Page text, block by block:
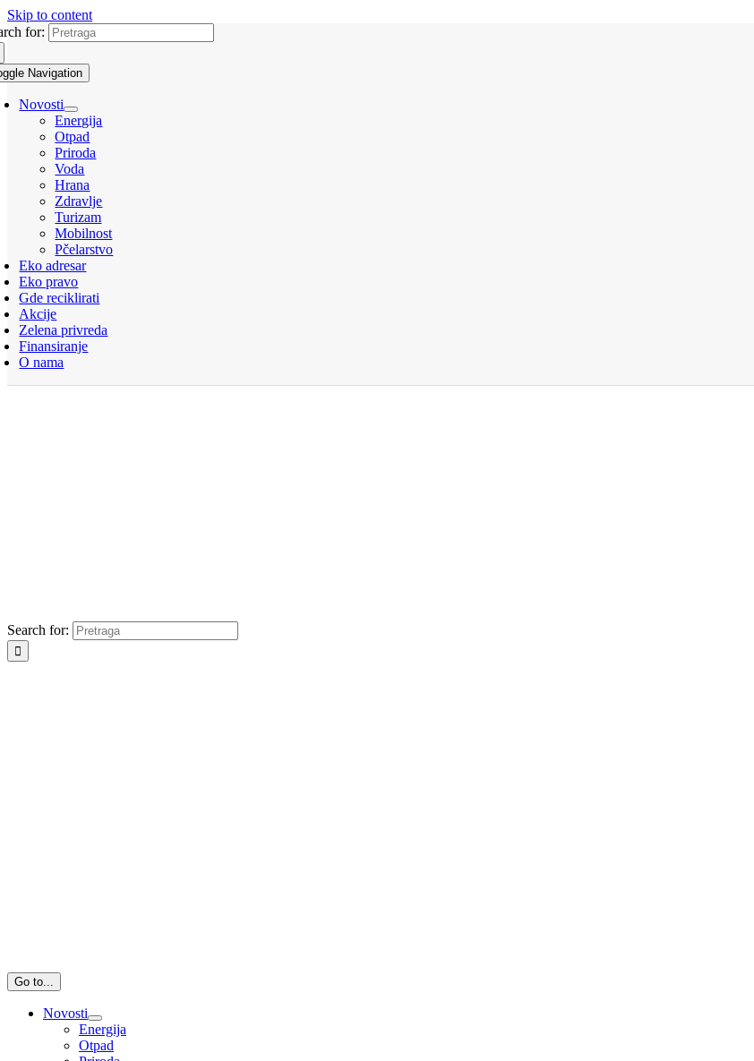
Skip to content
for:
Navigation
Novosti
Energija
Otpad
Priroda
Voda
Hrana
Zdravlje
Turizam
Mobilnost
Pčelarstvo
Eko adresar
Eko pravo
Gde reciklirati
Akcije
Zelena privreda
Finansiranje
O nama
Search for:
Go to...
Novosti
Energija
Otpad